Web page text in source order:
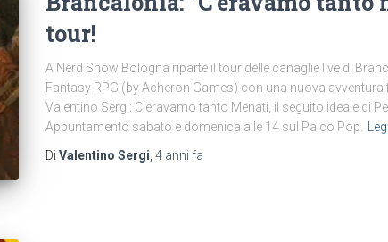
tour!
A Nerd Show Bologna riparte il tour delle canaglie live di
Fantasy RPG (by Acheron Games) con una nuova
Valentino Sergi: C’eravamo tanto Menati, il seguito ideale di
Appuntamento sabato e domenica alle 14 sul Palco Pop.
Di Valentino Sergi, 4 anni fa